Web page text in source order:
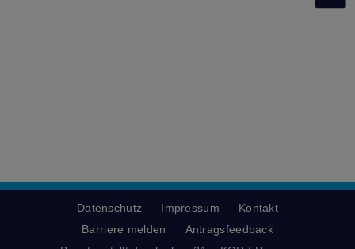
Datenschutz Impressum
Kontakt
Barriere melden
Antragsfeedback